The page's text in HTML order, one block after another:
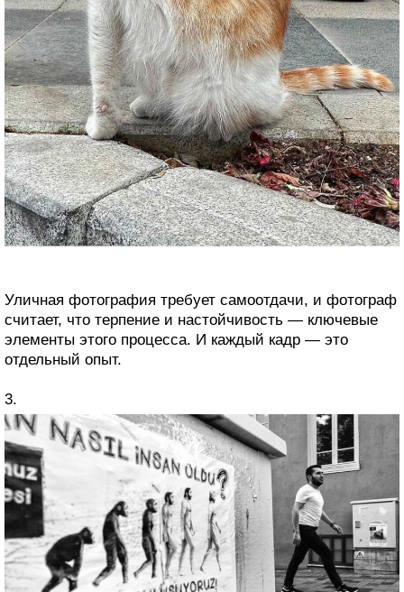
Уличная фотография требует самоотдачи, и фотограф
считает, что терпение и настойчивость — ключевые
элементы этого процесса. И каждый кадр — это
отдельный опыт.
3.